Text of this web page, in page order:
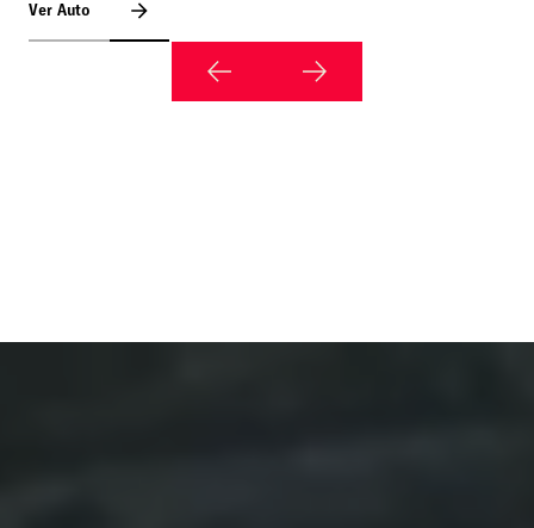
Ver Auto